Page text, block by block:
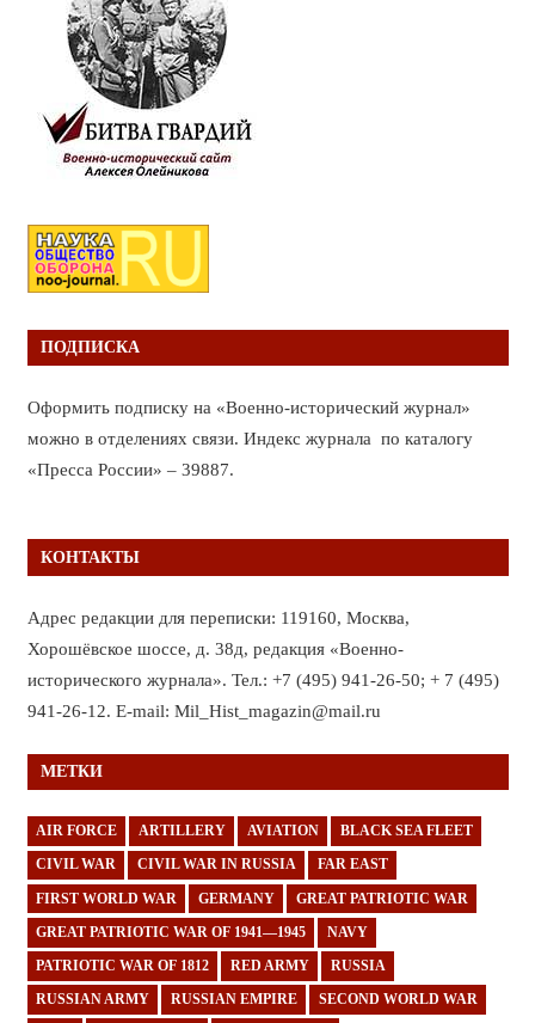
ПОДПИСКА
Оформить подписку на «Военно-исторический журнал»
можно в отделениях связи. Индекс журнала по каталогу
«Пресса России» – 39887.
КОНТАКТЫ
Адрес редакции для переписки: 119160, Москва,
Хорошёвское шоссе, д. 38д, редакция «Военно-
исторического журнала». Тел.: +7 (495) 941-26-50; + 7 (495)
941-26-12. E-mail: Mil_Hist_magazin@mail.ru
МЕТКИ
AIR FORCE ARTILLERY AVIATION BLACK SEA FLEET
CIVIL WAR CIVIL WAR IN RUSSIA FAR EAST
FIRST WORLD WAR GERMANY GREAT PATRIOTIC WAR
GREAT PATRIOTIC WAR OF 1941—1945 NAVY
PATRIOTIC WAR OF 1812 RED ARMY RUSSIA
RUSSIAN ARMY RUSSIAN EMPIRE SECOND WORLD WAR